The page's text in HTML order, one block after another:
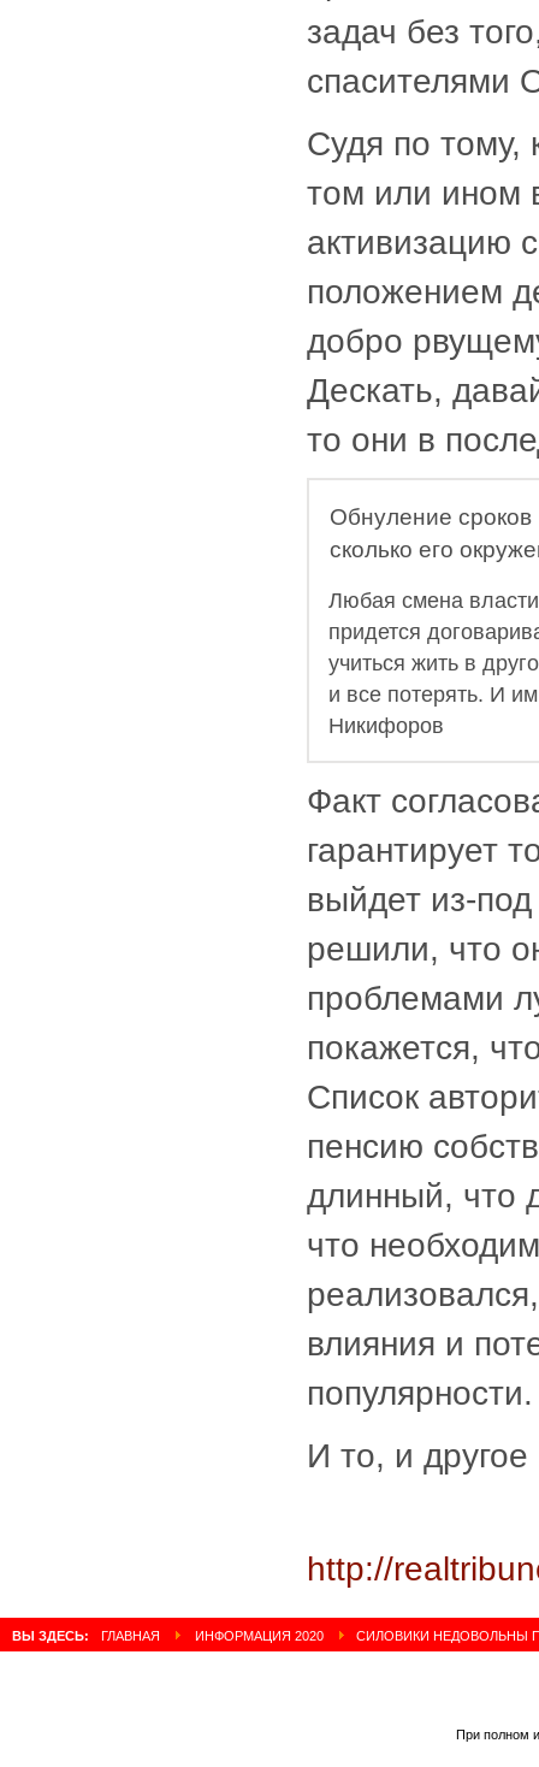
задач без
спасителями
Судя по тому,
том или ином
активизацию
положением
добро
Дескать,
то они в
Обнуление сроков
сколько его
Любая смена
придется
учиться жить в
и все потерять. И
Никифоров
Факт
гарантирует
выйдет из-
решили, что
проблемами
покажется,
Список
пенсию
длинный, что
что
влияния и
популярности.
И то, и
http://
ВЫ ЗДЕСЬ: ГЛАВНАЯ ИНФОРМАЦИЯ 2020 СИЛОВИКИ НЕДОВОЛЬНЫ
При полном